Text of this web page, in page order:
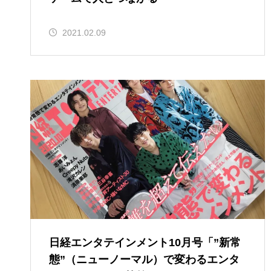
2021.02.09
日経エンタテインメント10月号「”新常
態”（ニューノーマル）で変わるエンタ